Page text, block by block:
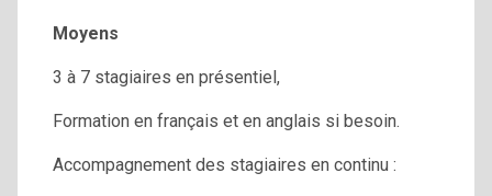
Moyens
3 à 7 stagiaires en présentiel,
Formation en français et en anglais si besoin.
Accompagnement des stagiaires en continu :